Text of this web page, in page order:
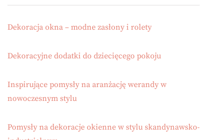
Dekoracja okna – modne zasłony i rolety
Dekoracyjne dodatki do dziecięcego pokoju
Inspirujące pomysły na aranżację werandy w
nowoczesnym stylu
Pomysły na dekoracje okienne w stylu skandynawsko-